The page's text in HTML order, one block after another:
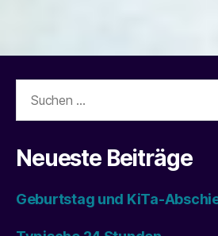
nach:
Neueste Beiträge
Geburtstag und KiTa-